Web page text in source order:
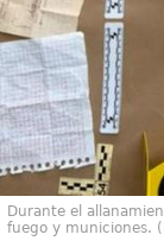
Durante el
fuego y municiones.